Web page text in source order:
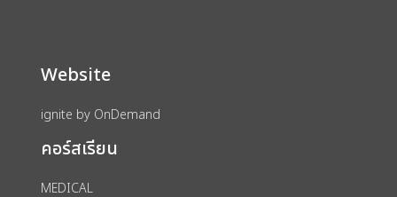
Website
ignite by OnDemand
คอร์สเรียน
MEDICAL